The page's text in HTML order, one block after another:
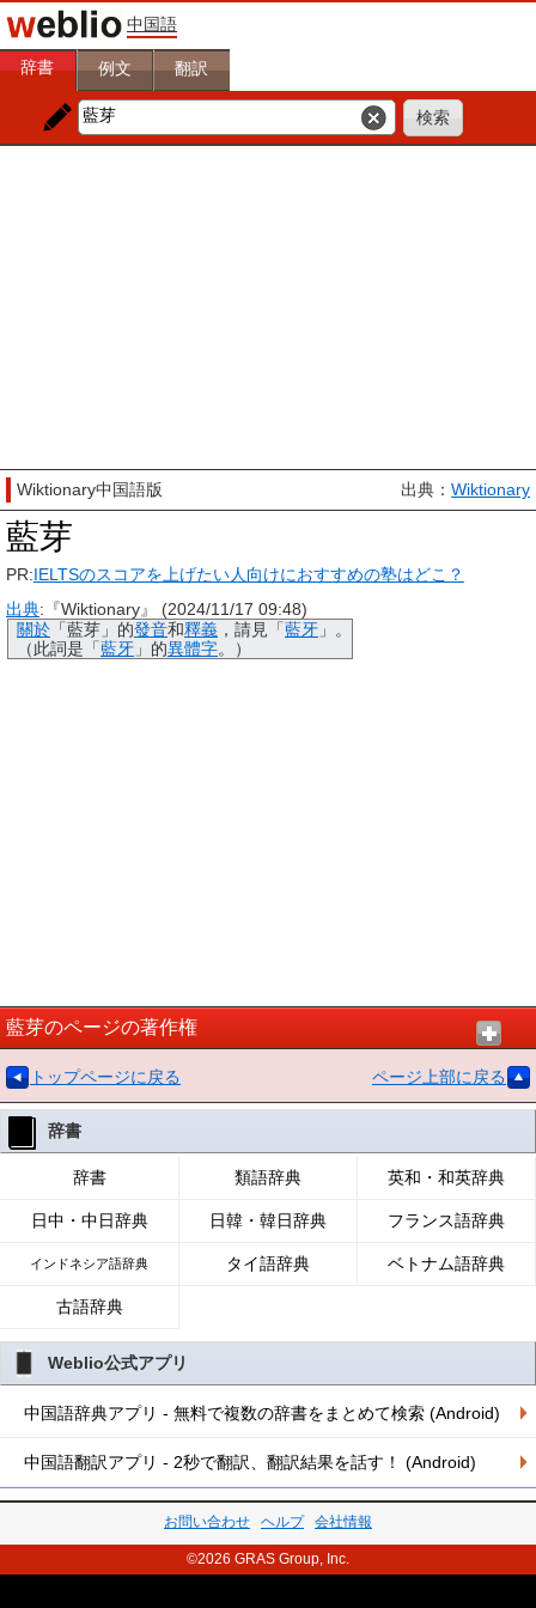
中国語
辞書 例文 翻訳
Wiktionary中国語版 出典： Wiktionary
藍芽
PR:IELTSのスコアを上げたい人向けにおすすめの塾はどこ？
出典:『Wiktionary』 (2024/11/17 09:48)
關於 「藍芽 」的發音和釋義 ，請見「藍牙 」。
（此詞是「藍牙 」的異體字。）
藍芽のページの著作権
トップページに戻る ページ上部に戻る
辞書
辞書 類語辞典 英和・和英辞典
日中・中日辞典 日韓・韓日辞典 フランス語辞典
インドネシア語辞典 タイ語辞典 ベトナム語辞典
古語辞典
Weblio公式アプリ
中国語辞典アプリ - 無料で複数の辞書をまとめて検索 (Android)
中国語翻訳アプリ - 2秒で翻訳、翻訳結果を話す！ (Android)
お問い合わせ ヘルプ 会社情報
©2026 GRAS Group, Inc.